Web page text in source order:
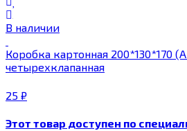
В наличии
Коробка картонная 200*130*170
четырехклапанная
25 ₽
Этот товар доступен по